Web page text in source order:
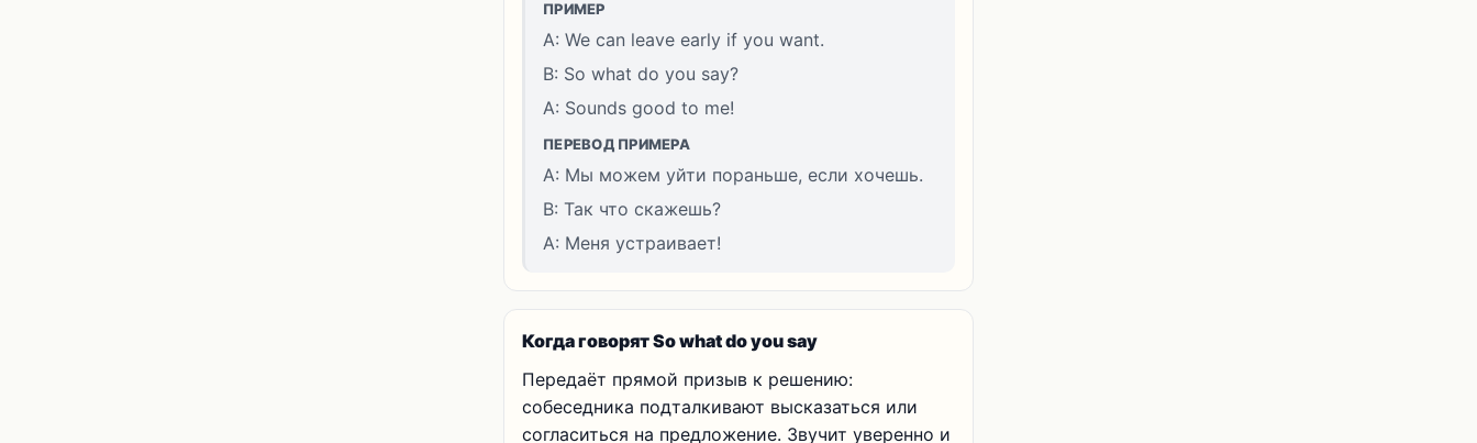
ПРИМЕР
A: We can leave early if you want.
B: So what do you say?
A: Sounds good to me!
ПЕРЕВОД ПРИМЕРА
A: Мы можем уйти пораньше, если хочешь.
B: Так что скажешь?
A: Меня устраивает!
Когда говорят So what do you say
Передаёт прямой призыв к решению:
собеседника подталкивают высказаться или
согласиться на предложение. Звучит уверенно и